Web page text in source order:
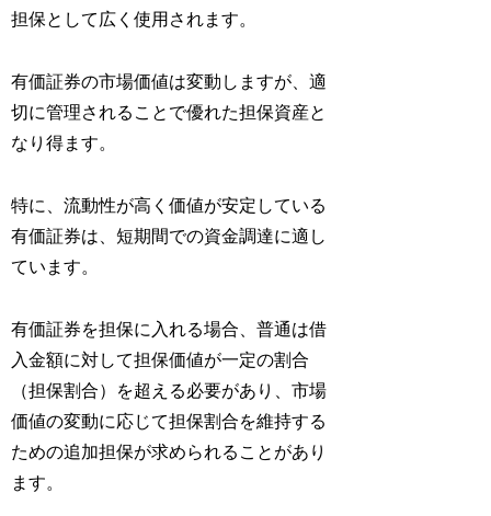
担保として広く使用されます。
有価証券の市場価値は変動しますが、適
切に管理されることで優れた担保資産と
なり得ます。
特に、流動性が高く価値が安定している
有価証券は、短期間での資金調達に適し
ています。
有価証券を担保に入れる場合、普通は借
入金額に対して担保価値が一定の割合
（担保割合）を超える必要があり、市場
価値の変動に応じて担保割合を維持する
ための追加担保が求められることがあり
ます。